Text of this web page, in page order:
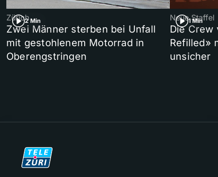
2 Min
Zürich
Zwei Männer sterben bei Unfall
mit gestohlenem Motorrad in
Oberengstringen
1 Min
Neue Staffel
Die Crew
Refilled»
unsicher